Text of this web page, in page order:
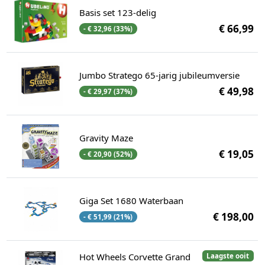
Basis set 123-delig
- € 32,96 (33%) € 66,99
Jumbo Stratego 65-jarig jubileumversie
- € 29,97 (37%) € 49,98
Gravity Maze
- € 20,90 (52%) € 19,05
Giga Set 1680 Waterbaan
- € 51,99 (21%) € 198,00
Laagste ooit
Hot Wheels Corvette Grand